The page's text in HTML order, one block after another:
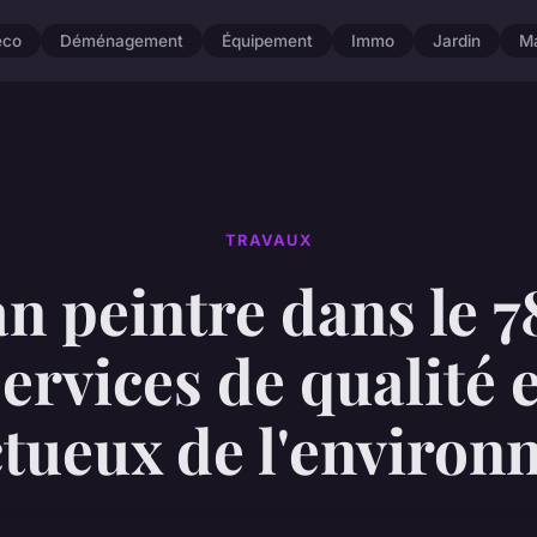
Déménagement Équipement Immo Jardin
TRAVAUX
peintre dans le
de qualité
de